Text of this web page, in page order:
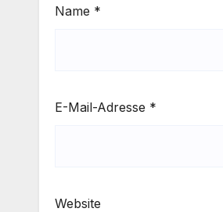
Name *
E-Mail-Adresse *
Website